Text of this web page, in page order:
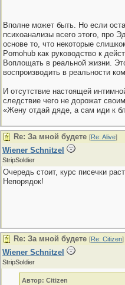
Вполне может быть. Но если
психоанализы всего этого, про
основе то, что некоторые
Pornohub как руководство к
Воплощать в реальной жизни.
воспроизводить в реальности
И отсутствие настоящей
следствие чего не дорожат
«Жену отдай дяде, а сам иди к
Re: За мной будете [Re: Alive]
Wiener Schnitzel
StripSoldier
Очередь стоит, курс писечки
Непорядок!
Re: За мной будете [Re: Citizen]
Wiener Schnitzel
StripSoldier
Автор: Citizen